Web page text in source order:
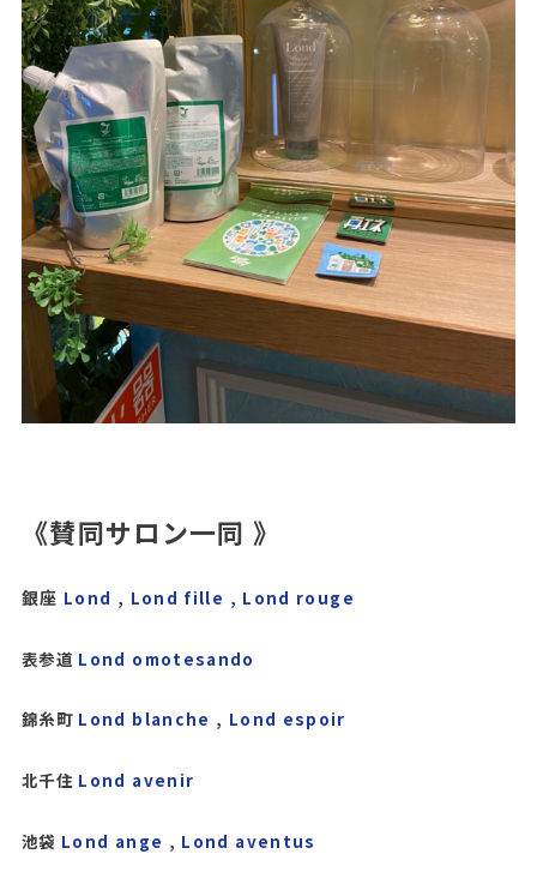
《賛同サロン一同 》
銀座 Lond , Lond fille , Lond rouge
表参道 Lond omotesando
錦糸町 Lond blanche , Lond espoir
北千住 Lond avenir
池袋 Lond ange , Lond aventus